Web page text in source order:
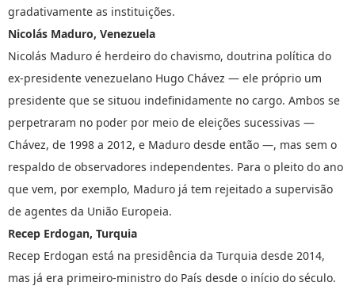
gradativamente as instituições.
Nicolás Maduro, Venezuela
Nicolás Maduro é herdeiro do chavismo, doutrina política do
ex-presidente venezuelano Hugo Chávez — ele próprio um
presidente que se situou indefinidamente no cargo. Ambos se
perpetraram no poder por meio de eleições sucessivas —
Chávez, de 1998 a 2012, e Maduro desde então —, mas sem o
respaldo de observadores independentes. Para o pleito do ano
que vem, por exemplo, Maduro já tem rejeitado a supervisão
de agentes da União Europeia.
Recep Erdogan, Turquia
Recep Erdogan está na presidência da Turquia desde 2014,
mas já era primeiro-ministro do País desde o início do século.